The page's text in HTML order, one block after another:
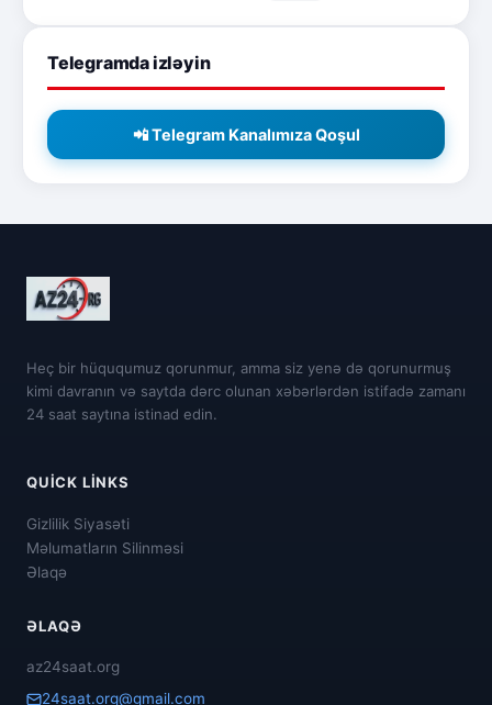
Telegramda izləyin
📲 Telegram Kanalımıza Qoşul
Heç bir hüququmuz qorunmur, amma siz yenə də qorunurmuş
kimi davranın və saytda dərc olunan xəbərlərdən istifadə zamanı
24 saat saytına istinad edin.
QUICK LINKS
Gizlilik Siyasəti
Məlumatların Silinməsi
Əlaqə
ƏLAQƏ
az24saat.org
24saat.org@gmail.com